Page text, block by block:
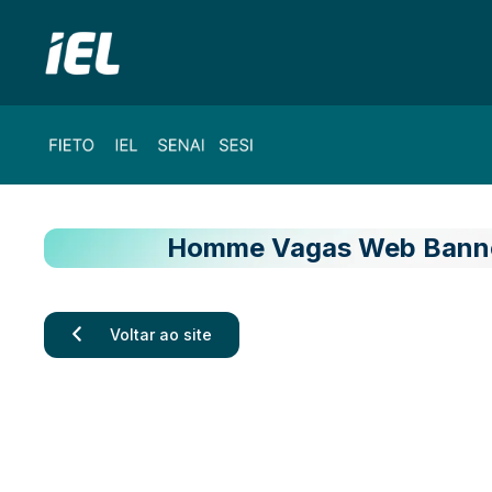
Homme Vagas Web
Voltar ao site